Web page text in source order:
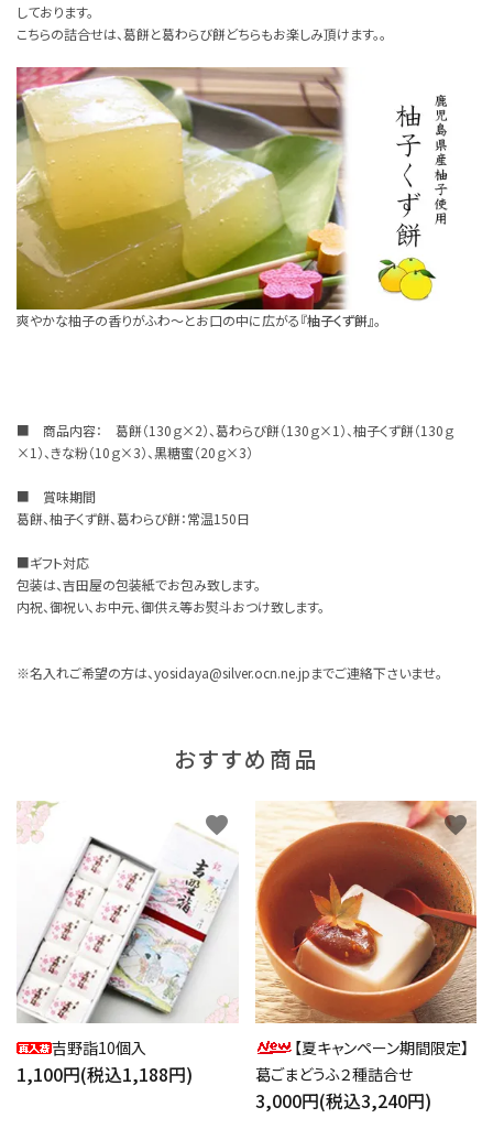
しております。
こちらの詰合せは、葛餅と葛わらび餅どちらもお楽しみ頂けます。。
爽やかな柚子の香りがふわ～とお口の中に広がる『柚子くず餅』。
■ 商品内容： 葛餅（130ｇ×2）、葛わらび餅（130ｇ×1）、柚子くず餅（130ｇ
×1）、きな粉（10ｇ×3）、黒糖蜜（20ｇ×3）
■ 賞味期間
葛餅、柚子くず餅、葛わらび餅：常温150日
■ギフト対応
包装は、吉田屋の包装紙でお包み致します。
内祝、御祝い、お中元、御供え等お熨斗おつけ致します。
※名入れご希望の方は、yosidaya@silver.ocn.ne.jpまでご連絡下さいませ。
おすすめ商品
吉野詣10個入
1,100円(税込1,188円)
favorite
【夏キャンペーン期間限定】
葛ごまどうふ２種詰合せ
3,000円(税込3,240円)
favorite